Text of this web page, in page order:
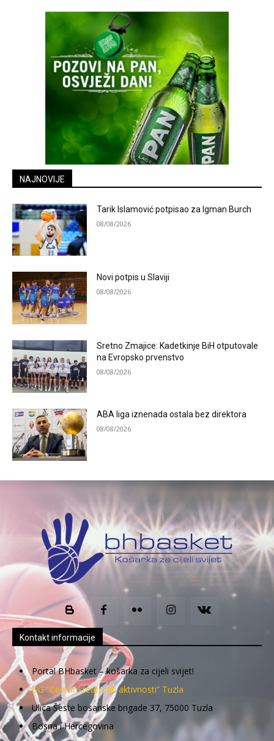
NAJNOVIJE
Tarik Islamović potpisao za Igman Burch
08/08/2026
Novi potpis u Slaviji
08/08/2026
Sretno Zmajice: Kadetkinje BiH otputovale
na Evropsko prvenstvo
08/08/2026
ABA liga iznenada ostala bez direktora
08/08/2026
Kontakt informacije
Portal BHbasket – košarka za cijeli svijet!
UG “Centar kreativnih aktivnosti” Tuzla
Ulica Šeste bosanske brigade 37, 75000 Tuzla
Bosna i Hercegovina